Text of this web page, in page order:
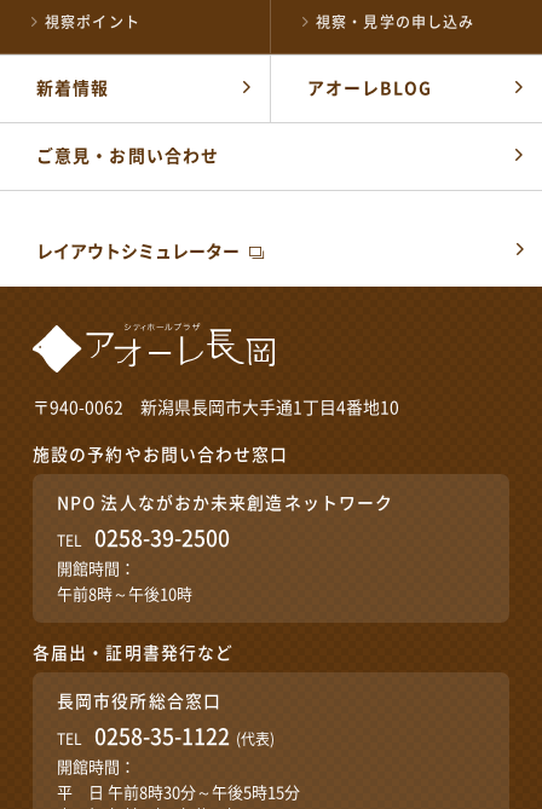
〒940-0062 新潟県長岡市大手通1丁目4番地10
施設の予約やお問い合わせ窓口
NPO 法人ながおか未来創造ネットワーク
TEL 0258-39-2500
開館時間：
午前8時～午後10時
各届出・証明書発行など
長岡市役所総合窓口
TEL 0258-35-1122 (代表)
開館時間：
平 日 午前8時30分～午後5時15分
視察ポイント 視察・見学の申し込み
新着情報 アオーレBLOG
ご意見・お問い合わせ
レイアウトシミュレーター